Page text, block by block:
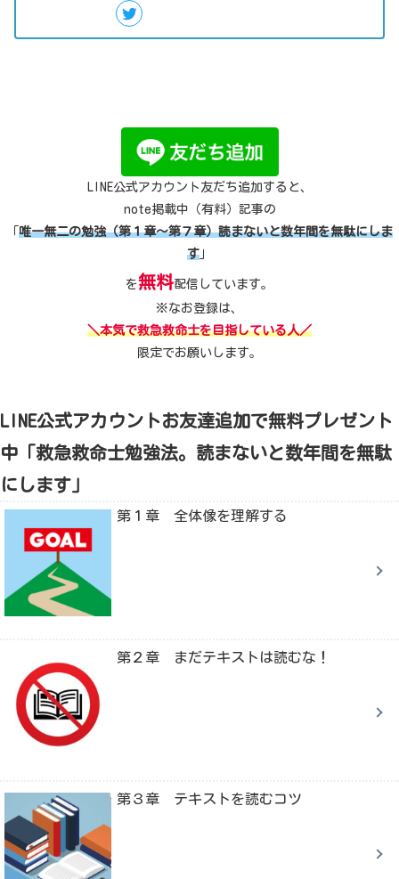
LINE公式アカウント友だち追加すると、
note掲載中（有料）記事の
唯一無二の勉強（第１章～第７章）読まないと数年間を無駄にしま
す
を無料配信しています。
※なお登録は、
＼本気で救急救命士を目指している人／
限定でお願いします。
LINE公式アカウントお友達追加で無料プレゼント
中「救急救命士勉強法。読まないと数年間を無駄
にします」
第１章 全体像を理解する
第２章 まだテキストは読むな！
第３章 テキストを読むコツ